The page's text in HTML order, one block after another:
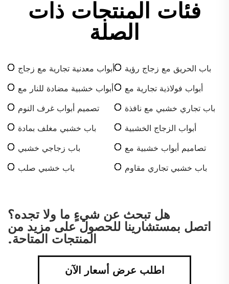
فئات المنتجات ذات
الصلة
باب الحريق مع زجاج رؤية
أبواب معدنية تجارية مع زجاج
أبواب فولاذية تجارية مع
أبواب خشبية مضادة للنار مع
باب تجاري خشبي مع نافذة
تصميم أبواب غرف النوم
أبواب الزجاج الخشبية
باب خشبي مغلف بمادة
تصاميم أبواب خشبية مع
باب زجاجي خشبي
باب خشبي تجاري مقاوم
باب خشبي صلب
هل تبحث عن شيءٍ ما ولا تجده؟
اتصل بمستشارينا للحصول على مزيد من
المنتجات المتاحة.
اطلب عرض أسعار الآن